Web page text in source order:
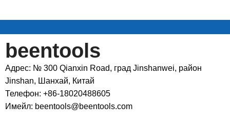
beentools
Адрес: № 300 Qianxin Road, град Jinshanwei, район
Jinshan, Шанхай, Китай
Телефон: +86-18020488605
Имейл: beentools@beentools.com